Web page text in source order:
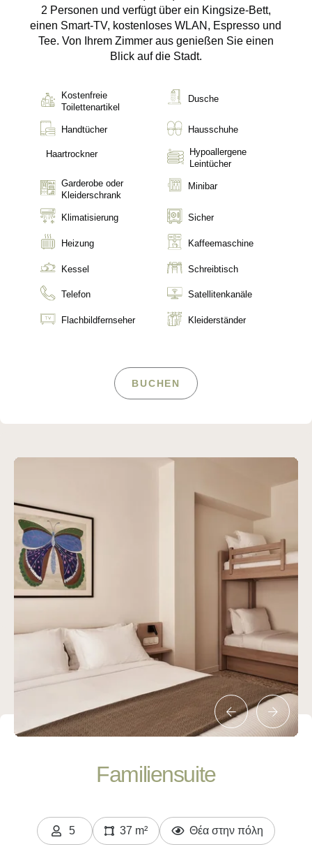
2 Personen und verfügt über ein Kingsize-Bett,
einen Smart-TV, kostenloses WLAN, Espresso und
Tee. Von Ihrem Zimmer aus genießen Sie einen
Blick auf die Stadt.
Kostenfreie
Toilettenartikel
Dusche
Handtücher Hausschuhe
Haartrockner
Hypoallergene
Leintücher
Garderobe oder
Kleiderschrank
Minibar
Klimatisierung Sicher
Heizung Kaffeemaschine
Kessel Schreibtisch
Telefon Satellitenkanäle
Flachbildfernseher Kleiderständer
BUCHEN
Familiensuite
5
Personen
37 m² Θέα στην πόλη
5 Vlacháva,
10551 Αθήνα, Greece
info@vasihotels.com
Suite mit Whirlpool
Standort & Kontakt
Unsere Dienstleistungen
Frühstücksbuffet
Galerie
Buchen Sie jetzt
+30 698 512 4492